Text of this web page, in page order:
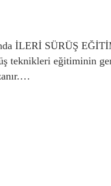
İLERİ SÜRÜŞ
eğitiminin